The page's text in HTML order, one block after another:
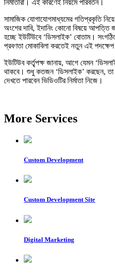
নির্মাতারা। এই কারণেই নিয়মে পরিবর্তন।
সামাজিক যোগাযোগমাধ্যমের গতিপ্রকৃতি
অংশের দাবি, ইদানিং কোনো বিষয়ে আপত্তি
হচ্ছে ইউটিউবে ‘ডিসলাইক’ বোতাম।
প্রবণতা মোকাবিলা করতেই নতুন এই
ইউটিউব কর্তৃৃপক্ষ জানায়, আগে যেমন
থাকবে। শুধু কতজন ‘ডিসলাইক’ করছেন, তা
দেখতে পারবেন ভিডিওটির নির্মাতা নিজে।
More Services
Custom Development
Custom Development Site
Digital Marketing